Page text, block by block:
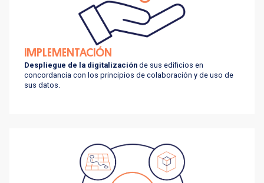
IMPLEMENTACIÓN
Despliegue de la digitalización de sus edificios en
concordancia con los principios de colaboración y de uso de
sus datos.